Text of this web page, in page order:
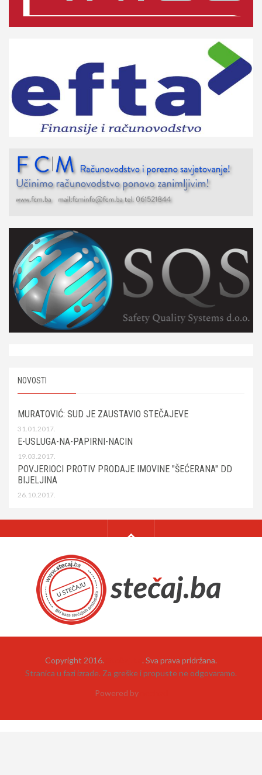
NOVOSTI
MURATOVIĆ: SUD JE ZAUSTAVIO STEČAJEVE
31.01.2017.
E-USLUGA-NA-PAPIRNI-NACIN
19.03.2017.
POVJERIOCI PROTIV PRODAJE IMOVINE "ŠEĆERANA" DD
BIJELJINA
26.10.2017.
Copyright 2016.
. Sva prava pridržana.
Stranica u fazi izrade. Za greške i propuste ne odgovaramo.
Powered by